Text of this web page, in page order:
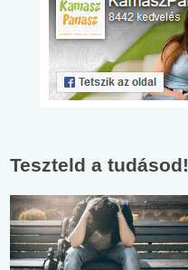
Teszteld a tudásod!